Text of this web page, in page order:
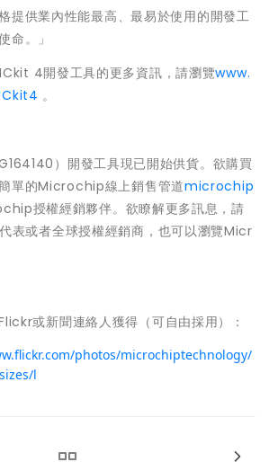
提供業內性能最高、最易於使用的開發工
命。」
4開發工具的更多資訊，請瀏覽www.
。
）開發工具現已開始供貨。欲購買
單的Microchip線上銷售管道microchip
授權經銷夥伴。欲瞭解更多訊息，請
表或者全球授權經銷商，也可以瀏覽Micr
或新聞連絡人獲得（可自由採用）：
photos/microchiptechnology/
l